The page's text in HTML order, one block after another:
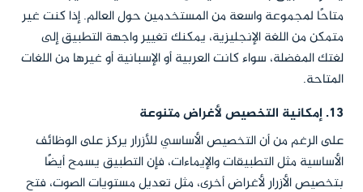
متاحًا لمجموعة واسعة من المستخدمين حول العالم. إذا كنت غير
متمكن من اللغة الإنجليزية، يمكنك تغيير واجهة التطبيق إلى
لغتك المفضلة، سواء كانت العربية أو الإسبانية أو غيرها من اللغات
المتاحة.
13. إمكانية التخصيص لأغراض متنوعة
على الرغم من أن التخصيص الأساسي للأزرار يركز على الوظائف
الأساسية مثل التطبيقات والإيماءات، فإن التطبيق يسمح أيضًا
بتخصيص الأزرار لأغراض أخرى، مثل تعديل مستويات الصوت، فتح